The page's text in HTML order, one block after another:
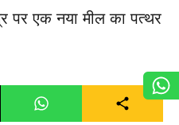
पर एक नया मील का पत्थर